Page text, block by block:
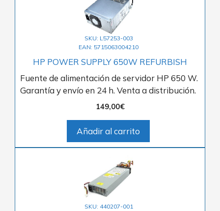
SKU: L57253-003
EAN: 5715063004210
HP POWER SUPPLY 650W REFURBISH
Fuente de alimentación de servidor HP 650 W.
Garantía y envío en 24 h. Venta a distribución.
149,00€
Añadir al carrito
SKU: 440207-001